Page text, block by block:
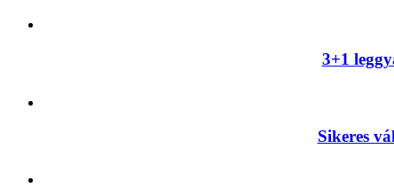
3+1
Sikeres